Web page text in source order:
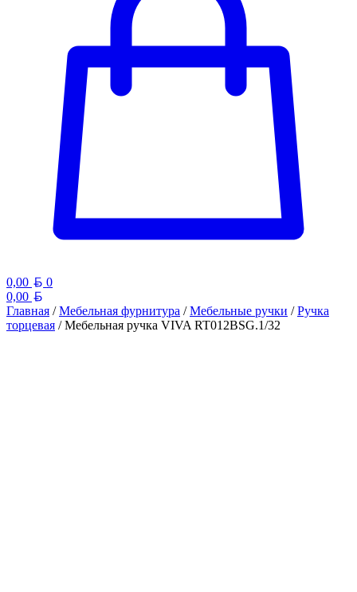
0,00 Белорусский рубль
0
0,00
Главная /Мебельная фурнитура /Мебельные ручки /Ручка
торцевая / Мебельная ручка VIVA RT012BSG.1/32